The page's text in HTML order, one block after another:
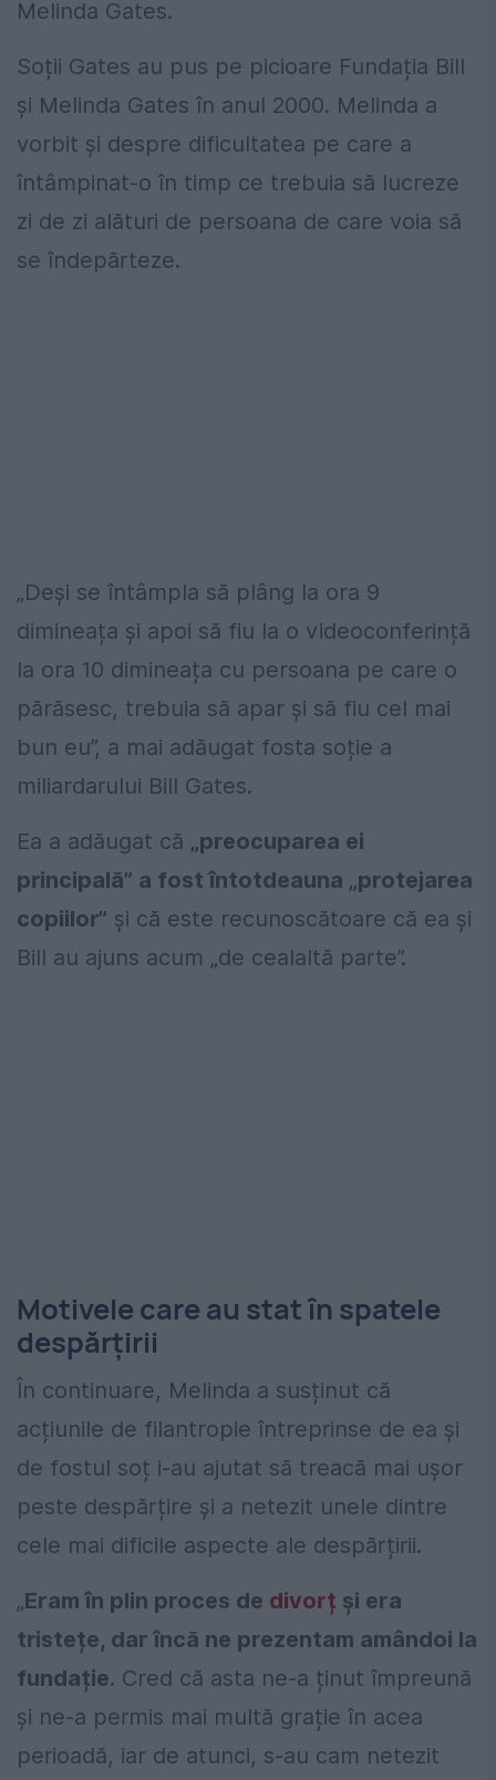
Melinda Gates.
Soții Gates au pus pe picioare Fundația Bill
și Melinda Gates în anul 2000. Melinda a
vorbit și despre dificultatea pe care a
întâmpinat-o în timp ce trebuia să lucreze
zi de zi alături de persoana de care voia să
se îndepărteze.
„Deși se întâmpla să plâng la ora 9
dimineața și apoi să fiu la o videoconferință
la ora 10 dimineața cu persoana pe care o
părăsesc, trebuia să apar și să fiu cel mai
bun eu”, a mai adăugat fosta soție a
miliardarului Bill Gates.
Ea a adăugat că „preocuparea ei
principală” a fost întotdeauna „protejarea
copiilor” și că este recunoscătoare că ea și
Bill au ajuns acum „de cealaltă parte”.
Motivele care au stat în spatele
despărțirii
În continuare, Melinda a susținut că
acțiunile de filantropie întreprinse de ea și
de fostul soț i-au ajutat să treacă mai ușor
peste despărțire și a netezit unele dintre
cele mai dificile aspecte ale despărțirii.
„Eram în plin proces de divorț și era
tristețe, dar încă ne prezentam amândoi la
fundație. Cred că asta ne-a ținut împreună
și ne-a permis mai multă grație în acea
perioadă, iar de atunci, s-au cam netezit